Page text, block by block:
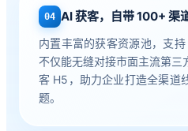
04 AI 获客，自带 100+ 渠
内置丰富的获客资源池，支持
不仅能无缝对接市面主流第
客 H5，助力企业打造全渠道
题。